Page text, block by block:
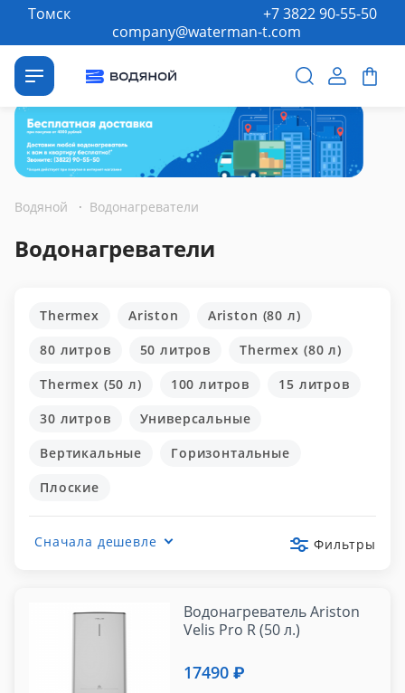
Томск
company@waterman-t.com
+7 3822 90-55-50
Водяной · Водонагреватели
Водонагреватели
Thermex Ariston
Ariston (80 л)
80 литров
50 литров
Thermex (80 л)
Thermex (50 л)
100 литров
15 литров
30 литров
Универсальные
Вертикальные
Горизонтальные
Плоские
Сначала дешевле Фильтры
Водонагреватель Ariston
Velis Pro R (50 л.)
17490 ₽